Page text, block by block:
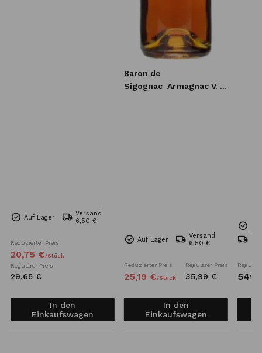
Auf Lager
Versand
6,50 €
Reduzierter Preis
20,75 €/Stück
Regulärer Preis
29,65 €
In den
Einkaufswagen
Baron de
Sigognac Armagnac V. S.
Auf Lager
Versand
6,50 €
Reduzierter Preis
25,19 €/Stück
Regulärer Preis
35,99 €
In den
Einkaufswagen
549,